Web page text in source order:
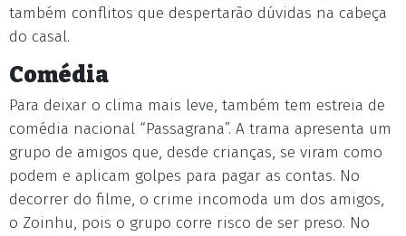
também conflitos que despertarão dúvidas na cabeça
do casal.
Comédia
Para deixar o clima mais leve, também tem estreia de
comédia nacional “Passagrana”. A trama apresenta um
grupo de amigos que, desde crianças, se viram como
podem e aplicam golpes para pagar as contas. No
decorrer do filme, o crime incomoda um dos amigos,
o Zoinhu, pois o grupo corre risco de ser preso. No